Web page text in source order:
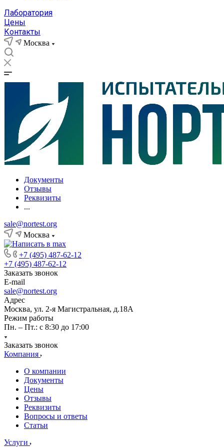
Лаборатория
Цены
Контакты
Москва
Документы
Отзывы
Реквизиты
...
sale@nortest.org
Москва
+7 (495) 487-62-12
+7 (495) 487-62-12
Заказать звонок
E-mail
sale@nortest.org
Адрес
Москва, ул. 2-я Магистральная, д.18А
Режим работы
Пн. – Пт.: с 8:30 до 17:00
Заказать звонок
Компания
О компании
Документы
Цены
Отзывы
Реквизиты
Вопросы и ответы
Статьи
Услуги